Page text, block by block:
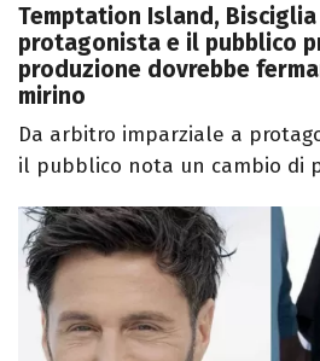
Temptation Island,
protagonista e il pubblico
produzione dovrebbe
mirino
Da arbitro imparziale a
il pubblico nota un cambio di